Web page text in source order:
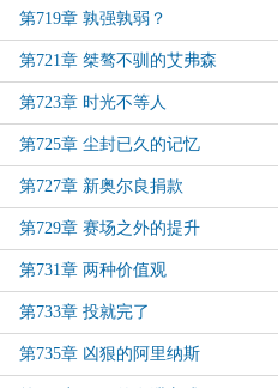
第719章 孰强孰弱？
第721章 桀骜不驯的艾弗森
第723章 时光不等人
第725章 尘封已久的记忆
第727章 新奥尔良捐款
第729章 赛场之外的提升
第731章 两种价值观
第733章 投就完了
第735章 凶狠的阿里纳斯